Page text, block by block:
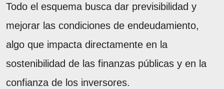
Todo el esquema busca dar previsibilidad y
mejorar las condiciones de endeudamiento,
algo que impacta directamente en la
sostenibilidad de las finanzas públicas y en la
confianza de los inversores.